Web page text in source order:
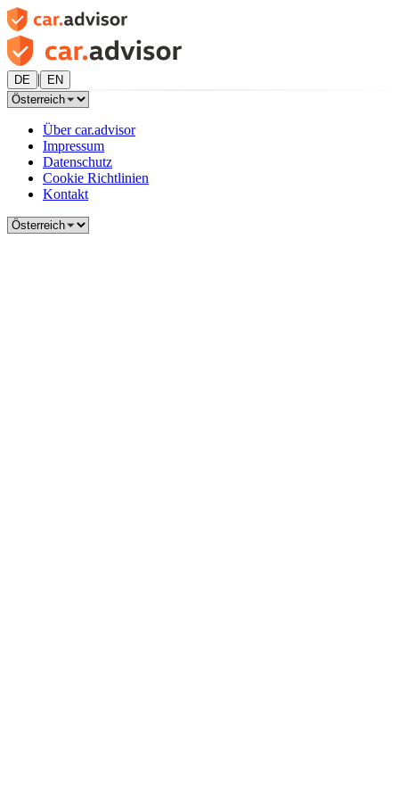
DE | EN
Über car.advisor
Impressum
Datenschutz
Cookie Richtlinien
Kontakt